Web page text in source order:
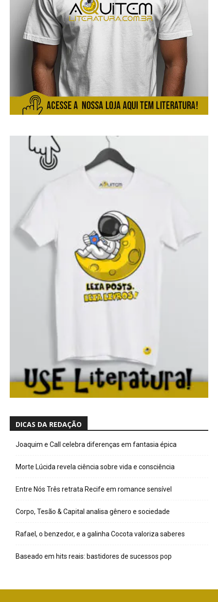
DICAS DA REDAÇÃO
Joaquim e Call celebra diferenças em fantasia épica
Morte Lúcida revela ciência sobre vida e consciência
Entre Nós Três retrata Recife em romance sensível
Corpo, Tesão & Capital analisa gênero e sociedade
Rafael, o benzedor, e a galinha Cocota valoriza saberes
Baseado em hits reais: bastidores de sucessos pop